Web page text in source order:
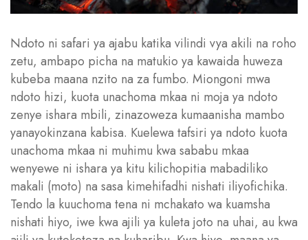
Ndoto ni safari ya ajabu katika vilindi vya akili na roho
zetu, ambapo picha na matukio ya kawaida huweza
kubeba maana nzito na za fumbo. Miongoni mwa
ndoto hizi, kuota unachoma mkaa ni moja ya ndoto
zenye ishara mbili, zinazoweza kumaanisha mambo
yanayokinzana kabisa. Kuelewa tafsiri ya ndoto kuota
unachoma mkaa ni muhimu kwa sababu mkaa
wenyewe ni ishara ya kitu kilichopitia mabadiliko
makali (moto) na sasa kimehifadhi nishati iliyofichika.
Tendo la kuuchoma tena ni mchakato wa kuamsha
nishati hiyo, iwe kwa ajili ya kuleta joto na uhai, au kwa